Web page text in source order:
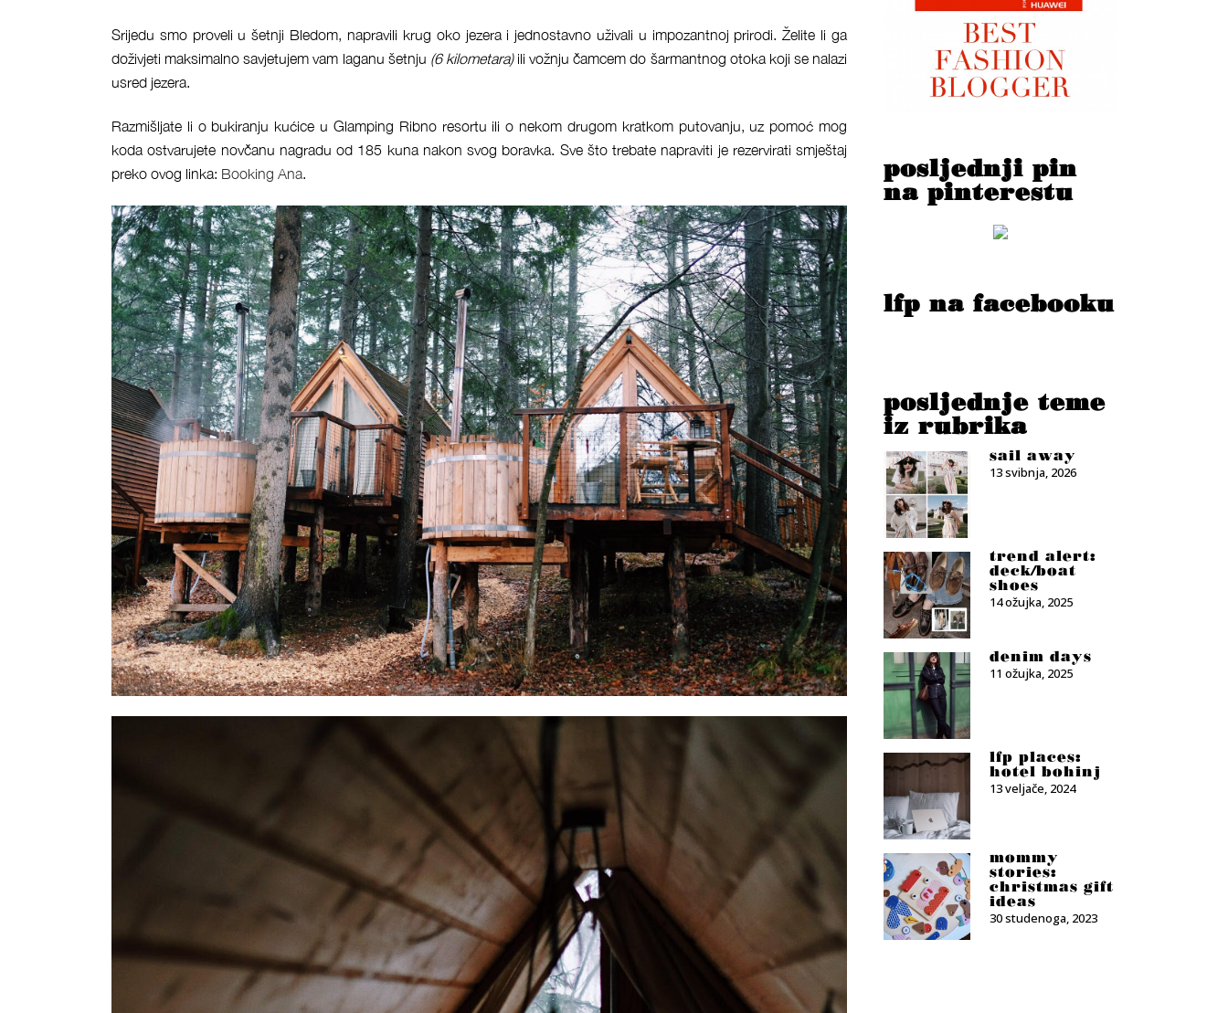
Srijedu smo proveli u šetnji Bledom, napravili krug oko jezera i jednostavno uživali u impozantnoj prirodi. Želite li ga
doživjeti maksimalno savjetujem vam laganu šetnju (6 kilometara)ili vožnju čamcem do šarmantnog otoka koji se nalazi
usred jezera.
Razmišljate li o bukiranju kućice u Glamping Ribno resortu ili o nekom drugom kratkom putovanju, uz pomoć mog
koda ostvarujete novčanu nagradu od 185 kuna nakon svog boravka. Sve što trebate napraviti je rezervirati smještaj
preko ovog linka: Booking Ana.
posljednji pin
na pinterestu
lfp na facebooku
posljednje teme
iz rubrika
sail away
13 svibnja, 2026
trend alert:
deck/boat
shoes
14 ožujka, 2025
denim days
11 ožujka, 2025
lfp places:
hotel bohinj
13 veljače, 2024
mommy
stories:
christmas gift
ideas
30 studenoga, 2023